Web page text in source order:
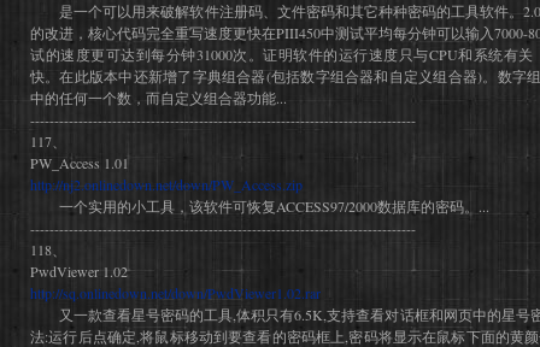
是一个可以用来破解软件注册码、文件密码和其它种种密码的工具软件。
的改进，核心代码完全重写速度更快在PIII450中测试平均每分钟可以输入7000-
试的速度更可达到每分钟31000次。证明软件的运行速度只与CPU和系统有
快。在此版本中还新增了字典组合器(包括数字组合器和自定义组合器)。数字
中的任何一个数，而自定义组合器功能...
--------------------------------------------------------------------------------
117、
PW_Access 1.01
http://nj2.onlinedown.net/down/PW_Access.zip
一个实用的小工具，该软件可恢复ACCESS97/2000数据库的密码。...
--------------------------------------------------------------------------------
118、
PwdViewer 1.02
http://sq.onlinedown.net/down/PwdViewer1.02.rar
又一款查看星号密码的工具,体积只有6.5K,支持查看对话框和网页中的星号
法:运行后点确定,将鼠标移动到要查看的密码框上,密码将显示在鼠标下面的黄